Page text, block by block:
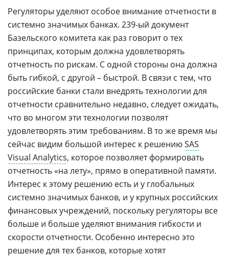
Регуляторы уделяют особое внимание отчетности в
системно значимых банках. 239-ый документ
Базельского комитета как раз говорит о тех
принципах, которым должна удовлетворять
отчетность по рискам. С одной стороны она должна
быть гибкой, с другой – быстрой. В связи с тем, что
российские банки стали внедрять технологии для
отчетности сравнительно недавно, следует ожидать,
что во многом эти технологии позволят
удовлетворять этим требованиям. В то же время мы
сейчас видим большой интерес к решениюSAS
Visual Analytics, которое позволяет формировать
отчетность «на лету», прямо в оперативной памяти.
Интерес к этому решению есть и у глобальных
системно значимых банков, и у крупных российских
финансовых учреждений, поскольку регуляторы все
больше и больше уделяют внимания гибкости и
скорости отчетности. Особенно интересно это
решение для тех банков, которые хотят